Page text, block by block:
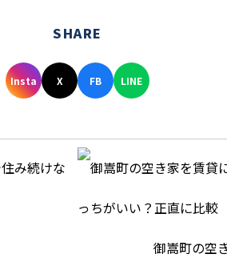
SHARE
Insta X FB LINE
御嵩町の空